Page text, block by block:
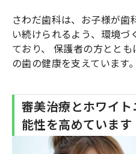
さわだ歯科は、お子様が歯
い続けられるよう、環境づ
ており、 保護者の方とと
の歯の健康を支えています。
審美治療とホワイ
能性を高めています